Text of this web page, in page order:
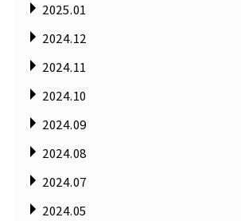
2025.01
2024.12
2024.11
2024.10
2024.09
2024.08
2024.07
2024.05